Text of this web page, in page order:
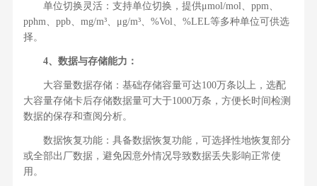
单位切换灵活：支持单位切换，提供μmol/mol、ppm、
pphm、ppb、mg/m³、μg/m³、%Vol、%LEL等多种单位可供选
择。
4、数据与存储能力：
大容量数据存储：基础存储容量可达100万条以上，选配
大容量存储卡后存储数据量可大于1000万条，方便长时间检测
数据的保存和查阅分析。
数据恢复功能：具备数据恢复功能，可选择性地恢复部分
或全部出厂数据，避免因意外情况导致数据丢失影响正常使
用。